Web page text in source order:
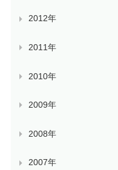
2012年
2011年
2010年
2009年
2008年
2007年